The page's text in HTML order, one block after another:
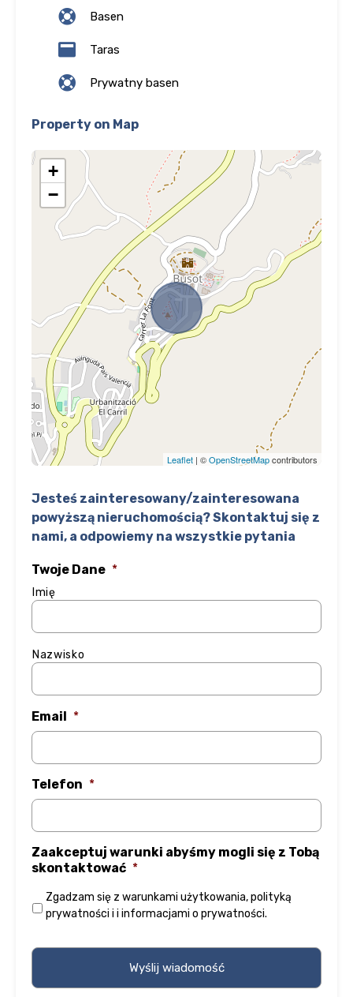
Basen
Taras
Prywatny basen
Property on Map
+
−
Leaflet | ©OpenStreetMapcontributors
Jesteś zainteresowany/zainteresowana
powyższą nieruchomością? Skontaktuj się z
nami, a odpowiemy na wszystkie pytania
Twoje Dane *
Imię
Nazwisko
Email *
Telefon *
Zaakceptuj warunki abyśmy mogli się z Tobą
skontaktować *
Zgadzam się z warunkami użytkowania,polityką
prywatności i i informacjami o prywatności.